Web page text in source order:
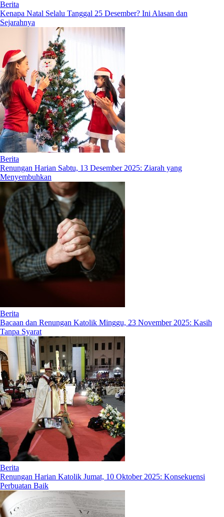
Berita
Kenapa Natal Selalu Tanggal 25 Desember? Ini Alasan dan
Sejarahnya
Berita
Renungan Harian Sabtu, 13 Desember 2025: Ziarah yang
Menyembuhkan
Berita
Bacaan dan Renungan Katolik Minggu, 23 November 2025: Kasih
Tanpa Syarat
Berita
Renungan Harian Katolik Jumat, 10 Oktober 2025: Konsekuensi
Perbuatan Baik